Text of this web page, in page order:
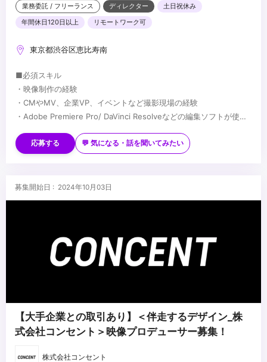
業務委託 / フリーランス ディレクター
土日祝休み
年間休日120日以上
リモートワーク可
東京都渋谷区恵比寿南
■必須スキル
・映像制作の経験
・CMやMV、企業VP、イベントなど撮影現場の経験
・Adobe Premiere Pro/ DaVinci Resolveなどの編集ソフトが使用
・パワーポイント、エクセルなどの事務ソフトが使用できる
・Adobe Illustlator,Photoshopなどのデザインソフトが使用できる
・VR/AR/XRへの興味関心
・企画提案が得意・好きな方
...
応募する 💬 気になる・話を聞いてみたい
募集開始日 : 2024年10月03日
【大手企業との取引あり】＜伴走するデザイン_株
式会社コンセント＞映像プロデューサー募集！
株式会社コンセント